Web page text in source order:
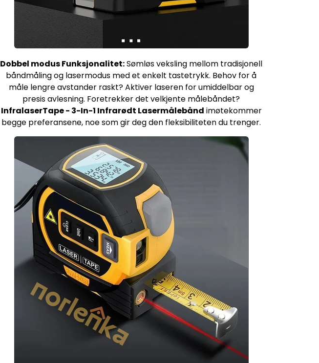
Dobbel modus Funksjonalitet:Sømløs veksling mellom tradisjonell
båndmåling og lasermodus med et enkelt tastetrykk. Behov for å
måle lengre avstander raskt? Aktiver laseren for umiddelbar og
presis avlesning. Foretrekker det velkjente målebåndet?
InfralaserTape - 3-In-1 Infrarødt Lasermålebånd imøtekommer
begge preferansene, noe som gir deg den fleksibiliteten du trenger.